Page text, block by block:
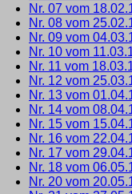
Nr. 07 vom
Nr. 08 vom
Nr. 09 vom
Nr. 10 vom
Nr. 11 vom
Nr. 12 vom
Nr. 13 vom
Nr. 14 vom
Nr. 15 vom
Nr. 16 vom
Nr. 17 vom
Nr. 18 vom
Nr. 20 vom